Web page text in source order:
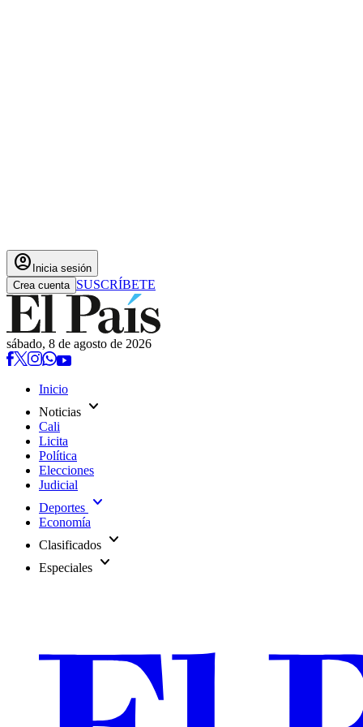
account_circle Inicia sesión
Crea cuenta SUSCRÍBETE
sábado, 8 de agosto de 2026
Inicio
Noticias expand_more
Cali
Licita
Política
Elecciones
Judicial
Deportes expand_more
Economía
Clasificados expand_more
Especiales expand_more